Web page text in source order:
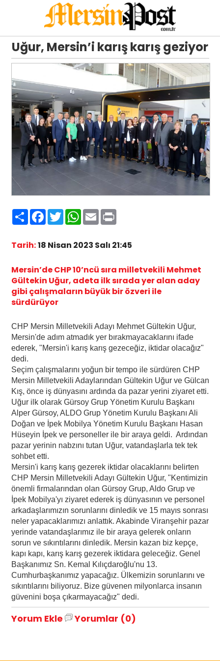
Uğur, Mersin’i karış karış geziyor
PaylaşFacebook
TwitterWhatsApp
EmailPrint
Tarih:18 Nisan 2023 Salı 21:45
Mersin’de CHP 10’ncü sıra milletvekili Mehmet
Gültekin Uğur, adeta ilk sırada yer alan aday
gibi çalışmaların büyük bir özveri ile
sürdürüyor
CHP Mersin Milletvekili Adayı Mehmet Gültekin Uğur,
Mersin'de adım atmadık yer bırakmayacaklarını ifade
ederek, "Mersin'i karış karış gezeceğiz, iktidar olacağız"
dedi.
Seçim çalışmalarını yoğun bir tempo ile sürdüren CHP
Mersin Milletvekili Adaylarından Gültekin Uğur ve Gülcan
Kış, önce iş dünyasını ardında da pazar yerini ziyaret etti.
Uğur ilk olarak Gürsoy Grup Yönetim Kurulu Başkanı
Alper Gürsoy, ALDO Grup Yönetim Kurulu Başkanı Ali
Doğan ve İpek Mobilya Yönetim Kurulu Başkanı Hasan
Hüseyin İpek ve personeller ile bir araya geldi. Ardından
pazar yerinin nabzını tutan Uğur, vatandaşlarla tek tek
sohbet etti.
Mersin'i karış karış gezerek iktidar olacaklarını belirten
CHP Mersin Milletvekili Adayı Gültekin Uğur, "Kentimizin
önemli firmalarından olan Gürsoy Grup, Aldo Grup ve
İpek Mobilya'yı ziyaret ederek iş dünyasının ve personel
arkadaşlarımızın sorunlarını dinledik ve 15 mayıs sonrası
neler yapacaklarımızı anlattık. Akabinde Viranşehir pazar
yerinde vatandaşlarımız ile bir araya gelerek onların
sorun ve sıkıntılarını dinledik. Mersin kazan biz kepçe,
kapı kapı, karış karış gezerek iktidara geleceğiz. Genel
Başkanımız Sn. Kemal Kılıçdaroğlu'nu 13.
Cumhurbaşkanımız yapacağız. Ülkemizin sorunlarını ve
sıkıntılarını biliyoruz. Bize güvenen milyonlarca insanın
güvenini boşa çıkarmayacağız" dedi.
Yorum Ekle Yorumlar (0)